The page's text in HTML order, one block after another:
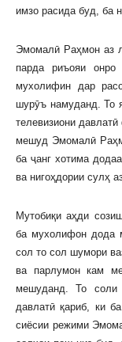
имзо расида буд, ба
Эмомалӣ Раҳмон аз
парда риъояи
мухолифин дар
шурӯъ намуданд. То
телевизиони
мешуд Эмомалӣ
ба ҷанг хотима
ва нигоҳдории сулҳ
Мутобиқи аҳди
ба мухолифон дода
сол то сол шумори
ва парлумон кам
мешуданд. То соли
давлатӣ қариб, ки
сиёсии режими